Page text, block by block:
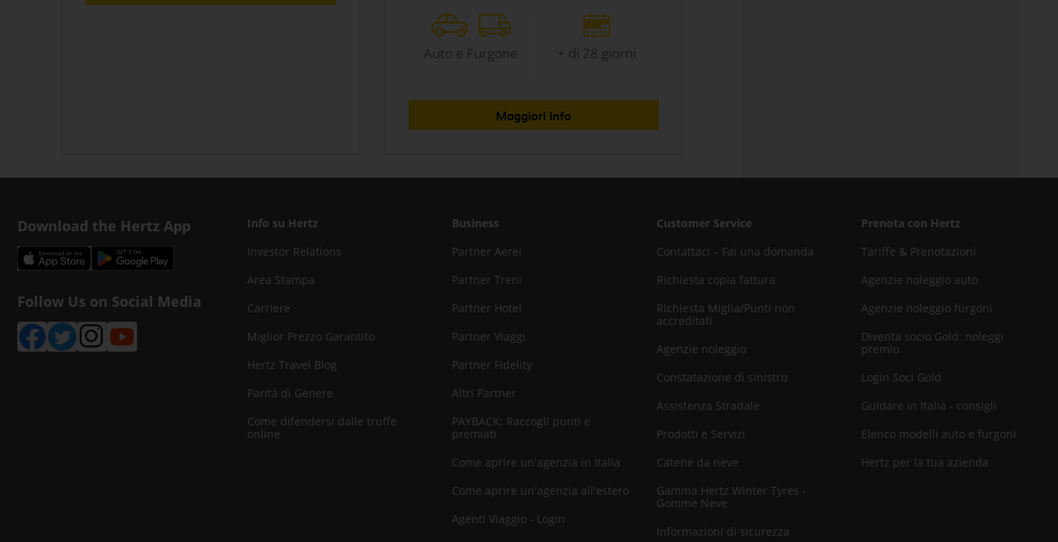
Auto e Furgone + di 28 giorni
Maggiori Info
Download the Hertz App
Follow Us on Social Media
Info su Hertz
Investor Relations
Area Stampa
Carriere
Miglior Prezzo Garantito
Hertz Travel Blog
Parità di Genere
Come difendersi dalle truffe
online
Business
Partner Aerei
Partner Treni
Partner Hotel
Partner Viaggi
Partner Fidelity
Altri Partner
PAYBACK: Raccogli punti e
premiati
Come aprire un'agenzia in Italia
Come aprire un'agenzia all'estero
Agenti Viaggio - Login
Customer Service
Contattaci – Fai una domanda
Richiesta copia fattura
Richiesta Miglia/Punti non
accreditati
Agenzie noleggio
Constatazione di sinistro
Assistenza Stradale
Prodotti e Servizi
Catene da neve
Gamma Hertz Winter Tyres -
Gomme Neve
Informazioni di sicurezza
Prenota con Hertz
Tariffe & Prenotazioni
Agenzie noleggio auto
Agenzie noleggio furgoni
Diventa socio Gold: noleggi
premio
Login Soci Gold
Guidare in Italia - consigli
Elenco modelli auto e furgoni
Hertz per la tua azienda